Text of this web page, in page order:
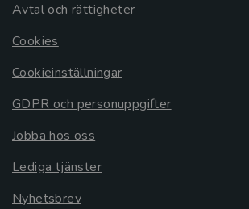
Avtal och rättigheter
Cookies
Cookieinställningar
GDPR och personuppgifter
Jobba hos oss
Lediga tjänster
Nyhetsbrev